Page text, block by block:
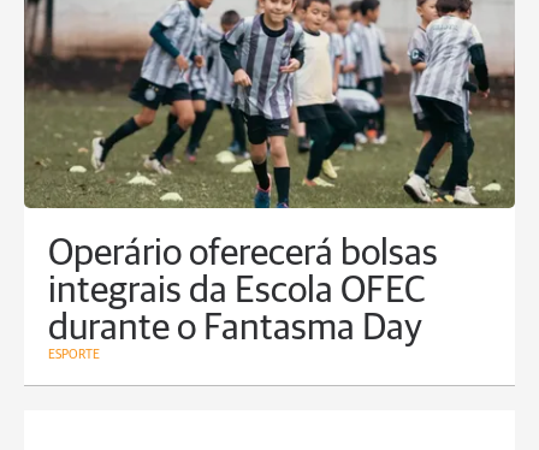
Operário oferecerá bolsas
integrais da Escola OFEC
durante o Fantasma Day
ESPORTE